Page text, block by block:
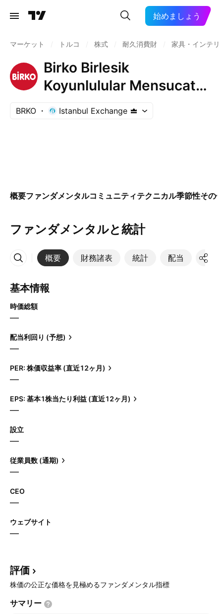
始めましょう
マーケット トルコ 株式 耐久消費財 家具・インテリ
Birko Birlesik
Koyunlulular Mensucat
ve Ticaret A.S.
BRKO Istanbul Exchange
概要ファンダメンタルコミュニティテクニカル季節性その
ファンダメンタルと統計
概要 財務諸表 統計 配当 決算
その他
基本情報
時価総額
—
配当利回り (予想)
—
PER: 株価収益率 (直近12ヶ月)
—
EPS: 基本1株当たり利益 (直近12ヶ月)
—
設立
—
従業員数 (通期)
—
CEO
—
ウェブサイト
—
評価
株価の公正な価格を見極めるファンダメンタル指標
サマリー